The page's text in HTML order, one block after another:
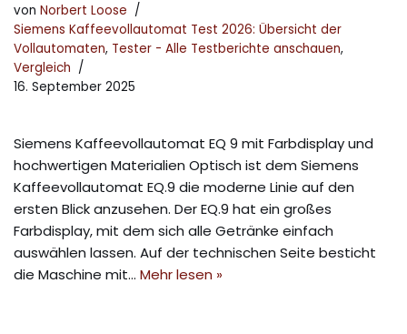
von Norbert Loose
Siemens Kaffeevollautomat Test 2026: Übersicht der
Vollautomaten, Tester - Alle Testberichte anschauen,
Vergleich
16. September 2025
Siemens Kaffeevollautomat EQ 9 mit Farbdisplay und
hochwertigen Materialien Optisch ist dem Siemens
Kaffeevollautomat EQ.9 die moderne Linie auf den
ersten Blick anzusehen. Der EQ.9 hat ein großes
Farbdisplay, mit dem sich alle Getränke einfach
auswählen lassen. Auf der technischen Seite besticht
die Maschine mit… Mehr lesen »